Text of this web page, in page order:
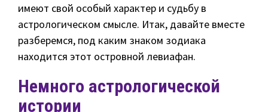
имеют свой особый характер и судьбу в
астрологическом смысле. Итак, давайте вместе
разберемся, под каким знаком зодиака
находится этот островной левиафан.
Немного астрологической
истории